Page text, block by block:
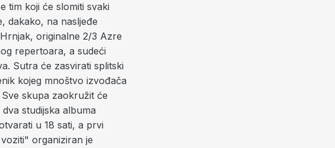
tim koji će slomiti svaki
dakako, na nasljeđe
originalne 2/3 Azre
repertoara, a sudeći
Sutra će zasvirati splitski
kojeg mnoštvo izvođača
skupa zaokružit će
studijska albuma
u 18 sati, a prvi
organiziran je